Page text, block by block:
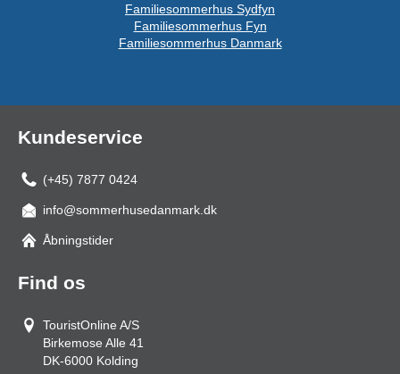
Familiesommerhus Sydfyn
Familiesommerhus Fyn
Familiesommerhus Danmark
Kundeservice
(+45) 7877 0424
info@sommerhusedanmark.dk
Åbningstider
Find os
TouristOnline A/S
Birkemose Alle 41
DK-6000 Kolding